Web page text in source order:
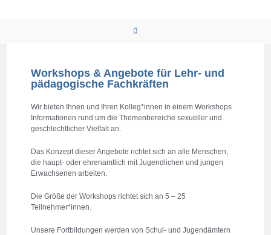
Workshops & Angebote für Lehr- und
pädagogische Fachkräften
Wir bieten Ihnen und Ihren Kolleg*innen in einem Workshops
Informationen rund um die Themenbereiche sexueller und
geschlechtlicher Vielfalt an.
Das Konzept dieser Angebote richtet sich an alle Menschen,
die haupt- oder ehrenamtlich mit Jugendlichen und jungen
Erwachsenen arbeiten.
Die Größe der Workshops richtet sich an 5 – 25
Teilnehmer*innen.
Unsere Fortbildungen werden von Schul- und Jugendämtern